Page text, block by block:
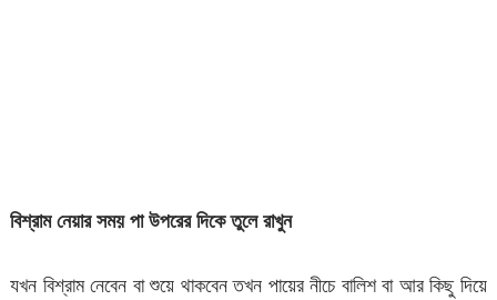
বিশ্রাম নেয়ার সময় পা উপরের দিকে তুলে রাখুন
যখন বিশ্রাম নেবেন বা শুয়ে থাকবেন তখন পায়ের নীচে বালিশ বা আর কিছু দিয়ে